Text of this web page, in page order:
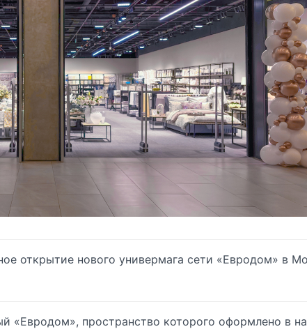
открытие нового универмага сети «Евродом» в
«Евродом», пространство которого оформлено в